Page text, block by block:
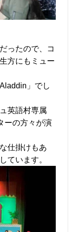
ったので、コ
方にもミュー
」でし
英語村専属
ーの方々が演
仕掛けもあ
ています。